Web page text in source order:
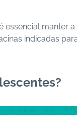
essencial manter
indicadas